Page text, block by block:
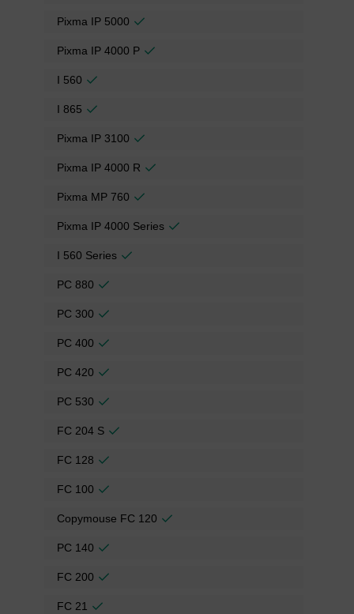
Pixma IP 5000
Pixma IP 4000 P
I 560
I 865
Pixma IP 3100
Pixma IP 4000 R
Pixma MP 760
Pixma IP 4000 Series
I 560 Series
PC 880
PC 300
PC 400
PC 420
PC 530
FC 204 S
FC 128
FC 100
Copymouse FC 120
PC 140
FC 200
FC 21